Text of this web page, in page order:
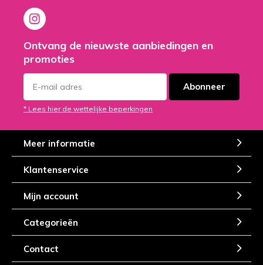
Ontvang de nieuwste aanbiedingen en
promoties
Abonneer
* Lees hier de wettelijke beperkingen
Meer informatie
Klantenservice
Mijn account
Categorieën
Contact